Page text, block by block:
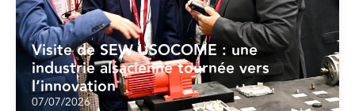
Visite de SEW USOCOME : une
industrie alsacienne tournée vers
l’innovation
07/07/2026